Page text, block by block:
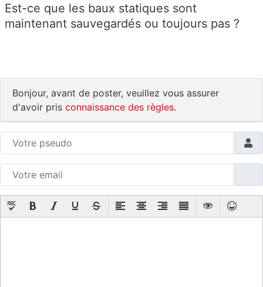
Est-ce que les baux statiques sont
maintenant sauvegardés ou toujours pas ?
Bonjour, avant de poster, veuillez vous assurer
d'avoir pris connaissance des règles.